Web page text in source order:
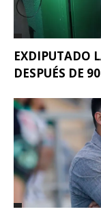
EXDIPUTADO
DESPUÉS DE